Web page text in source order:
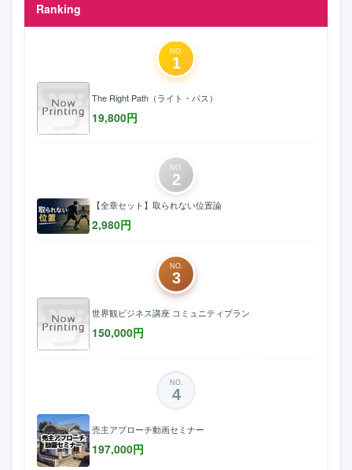
Ranking
NO.
1
The Right Path（ライト・パス）
19,800円
NO.
2
【全章セット】取られない位置論
2,980円
NO.
3
世界観ビジネス講座 コミュニティプラン
150,000円
NO.
4
売主アプローチ動画セミナー
197,000円